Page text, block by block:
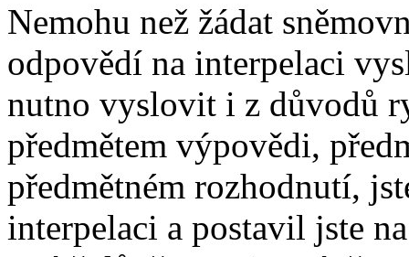
Nemohu než žádat
odpovědí na interpelaci
nutno vyslovit i z důvodů
předmětem výpovědi,
předmětném rozhodnutí,
interpelaci a postavil jste